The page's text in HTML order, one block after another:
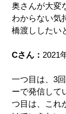
奥さんが大変
わからない気
橋渡ししたい
Cさん： 2021
一つ目は、3
ーで発信して
つ目は、これ